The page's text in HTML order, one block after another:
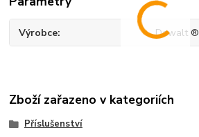
Výrobce Dewalt ®
Zboží zařazeno v kategoriích
Příslušenství